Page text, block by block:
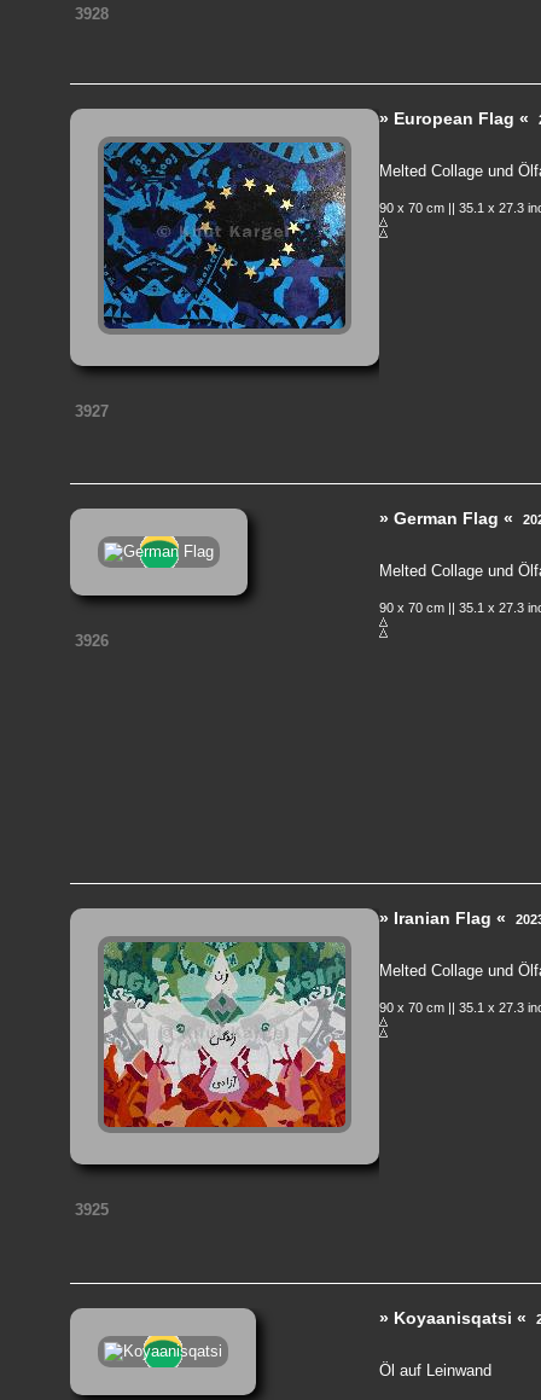
3928
3927
» European Flag «
Melted Collage und
90 x 70 cm || 35.1 x 27.3
3926
» German Flag «
Melted Collage und
90 x 70 cm || 35.1 x 27.3
3925
» Iranian Flag «
Melted Collage und
90 x 70 cm || 35.1 x 27.3
» Koyaanisqatsi «
Öl auf Leinwand